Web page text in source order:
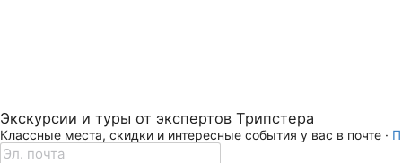
Экскурсии и туры от экспертов Трипстера
Классные места, скидки и интересные события у вас в почте ·